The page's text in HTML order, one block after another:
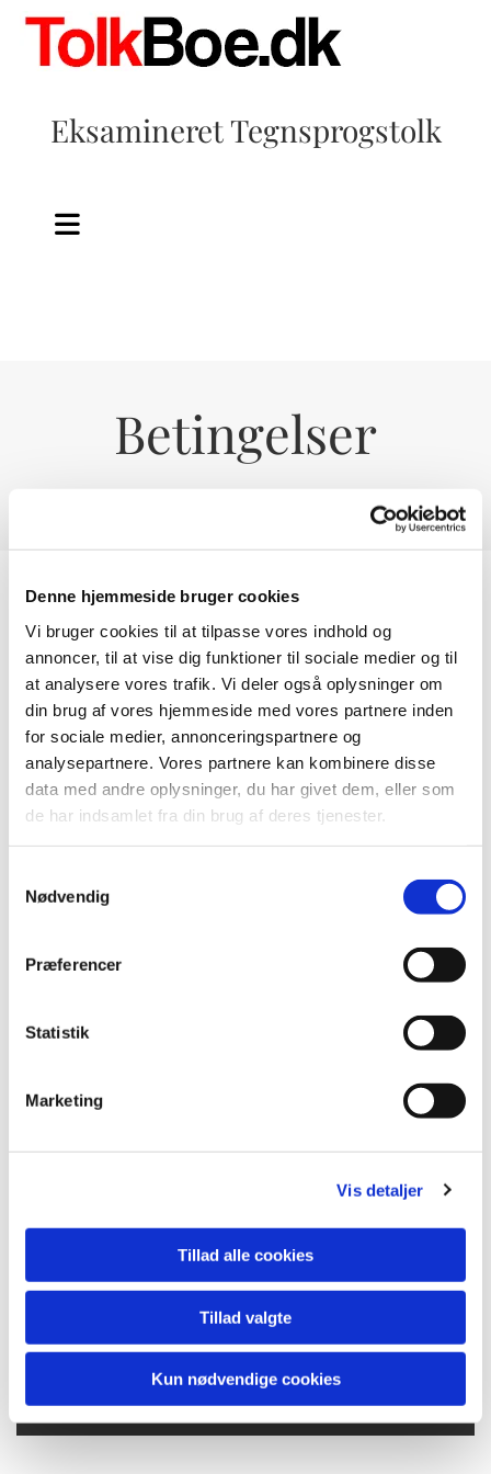
Denne hjemmeside bruger cookies
Vi bruger cookies til at tilpasse vores indhold og
annoncer, til at vise dig funktioner til sociale medier og til
at analysere vores trafik. Vi deler også oplysninger om
din brug af vores hjemmeside med vores partnere inden
for sociale medier, annonceringspartnere og
analysepartnere. Vores partnere kan kombinere disse
data med andre oplysninger, du har givet dem, eller som
de har indsamlet fra din brug af deres tjenester.
Nødvendig
Præferencer
Statistik
Marketing
Vis detaljer
Tillad alle cookies
Tillad valgte
Kun nødvendige cookies
Eksamineret Tegnsprogstolk
Betingelser
Betingelser
Ved tolkninger i udlandet laves der en
specifik kontrakt, som beskriver vilkår og
aftaler for tolken samt refusion af
rejsetidsudgifter. Øvrige udgifter som
transportudgifter, ophold samt diæter
i henhold til statens regler, skal dækkes
udover tolketaksten.
Afbestilling
end 5 hverdage før den aftalte tolketid, vil
gældende regler
Kontakt@tolkboe.dk
31 33 43 53